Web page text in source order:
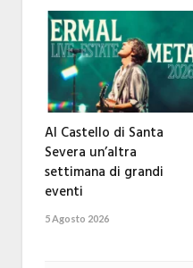
Al Castello di Santa
Severa un’altra
settimana di grandi
eventi
5 Agosto 2026